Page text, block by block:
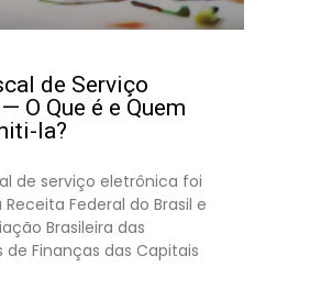
de Serviço
O Que é e Quem
la?
de serviço eletrônica foi
Federal do Brasil e
Brasileira das
de Finanças das Capitais